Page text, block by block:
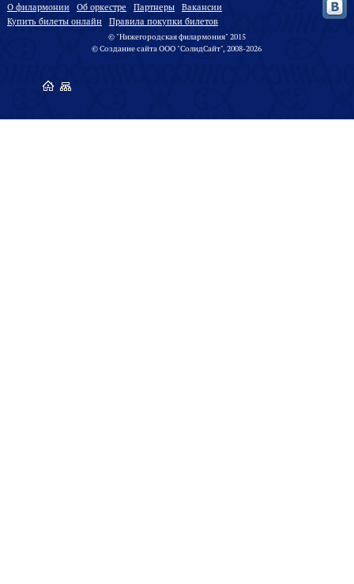
О филармонии
Oб оркестре Партнеры
Вакансии
Купить билеты онлайн
Правила покупки билетов
© "Нижегородская филармония" 2015
©Создание сайтаООО "СолидСайт", 2008-2026